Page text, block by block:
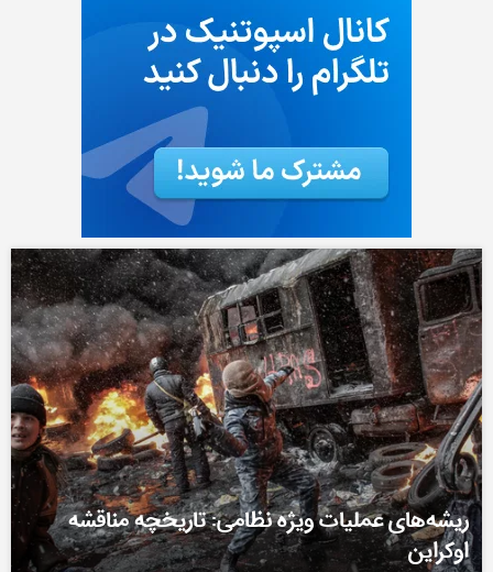
ریشه‌های عملیات ویژه نظامی: تاریخچه مناقشه
اوکراین